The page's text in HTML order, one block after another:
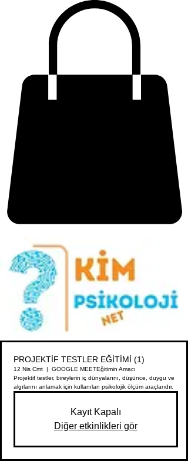
PROJEKTİF TESTLER EĞİTİMİ (1)
12 Nis Cmt
  |
GOOGLE MEETEğitimin Amacı
Projektif testler, bireylerin iç dünyalarını, düşünce, duygu ve
algılarını anlamak için kullanılan psikolojik ölçüm araçlarıdır.
Kayıt Kapalı
Diğer etkinlikleri gör